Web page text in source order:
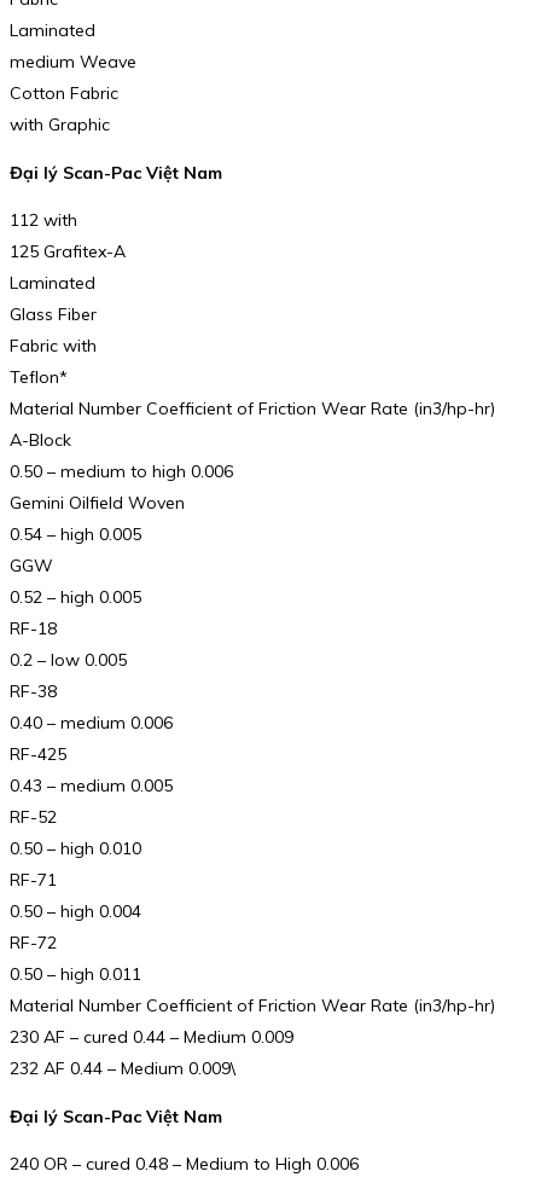
Laminated
medium Weave
Cotton Fabric
with Graphic
Đại lý Scan-Pac Việt Nam
112 with
125 Grafitex-A
Laminated
Glass Fiber
Fabric with
Teflon*
Material Number Coefficient of Friction Wear Rate (in3/hp-hr)
A-Block
0.50 – medium to high 0.006
Gemini Oilfield Woven
0.54 – high 0.005
GGW
0.52 – high 0.005
RF-18
0.2 – low 0.005
RF-38
0.40 – medium 0.006
RF-425
0.43 – medium 0.005
RF-52
0.50 – high 0.010
RF-71
0.50 – high 0.004
RF-72
0.50 – high 0.011
Material Number Coefficient of Friction Wear Rate (in3/hp-hr)
230 AF – cured 0.44 – Medium 0.009
232 AF 0.44 – Medium 0.009\
Đại lý Scan-Pac Việt Nam
240 OR – cured 0.48 – Medium to High 0.006